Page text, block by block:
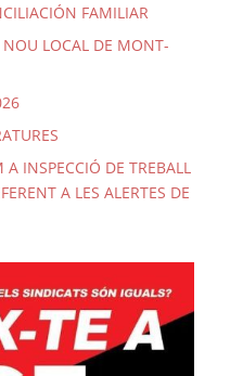
FAMILIAR
LOCAL DE MONT-
INSPECCIÓ DE TREBALL
A LES ALERTES DE